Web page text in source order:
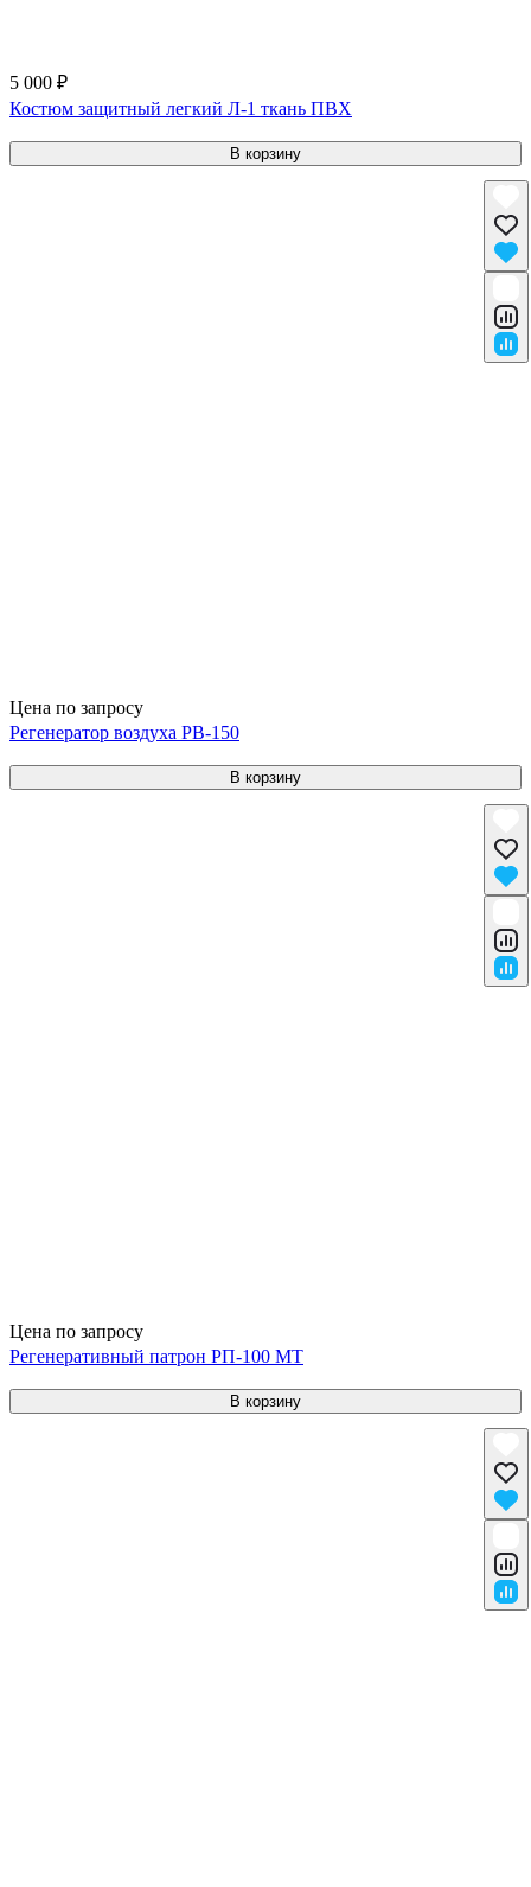
5 000 ₽
Костюм защитный легкий Л-1 ткань ПВХ
В корзину
Цена по запросу
Регенератор воздуха РВ-150
В корзину
Цена по запросу
Регенеративный патрон РП-100 МТ
В корзину